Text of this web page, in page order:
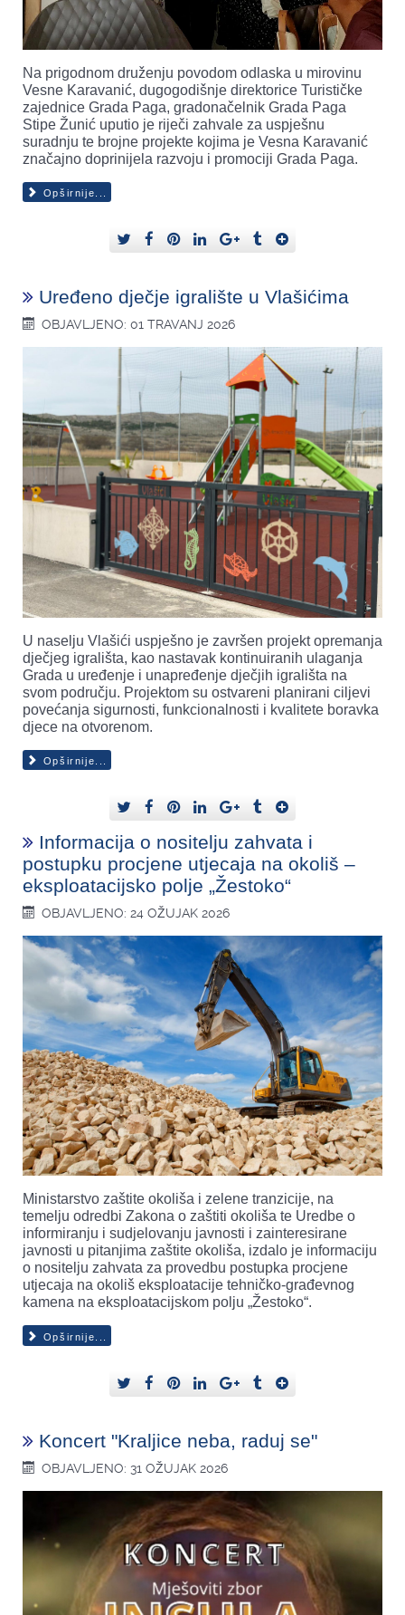
Na prigodnom druženju povodom odlaska u mirovinu
Vesne Karavanić, dugogodišnje direktorice Turističke
zajednice Grada Paga, gradonačelnik Grada Paga
Stipe Žunić uputio je riječi zahvale za uspješnu
suradnju te brojne projekte kojima je Vesna Karavanić
značajno doprinijela razvoju i promociji Grada Paga.
Opširnije...
Uređeno dječje igralište u Vlašićima
OBJAVLJENO: 01 TRAVANJ 2026
U naselju Vlašići uspješno je završen projekt opremanja
dječjeg igrališta, kao nastavak kontinuiranih ulaganja
Grada u uređenje i unapređenje dječjih igrališta na
svom području. Projektom su ostvareni planirani ciljevi
povećanja sigurnosti, funkcionalnosti i kvalitete boravka
djece na otvorenom.
Opširnije...
Informacija o nositelju zahvata i
postupku procjene utjecaja na okoliš –
eksploatacijsko polje „Žestoko“
OBJAVLJENO: 24 OŽUJAK 2026
Ministarstvo zaštite okoliša i zelene tranzicije, na
temelju odredbi Zakona o zaštiti okoliša te Uredbe o
informiranju i sudjelovanju javnosti i zainteresirane
javnosti u pitanjima zaštite okoliša, izdalo je informaciju
o nositelju zahvata za provedbu postupka procjene
utjecaja na okoliš eksploatacije tehničko-građevnog
kamena na eksploatacijskom polju „Žestoko“.
Opširnije...
Koncert "Kraljice neba, raduj se"
OBJAVLJENO: 31 OŽUJAK 2026